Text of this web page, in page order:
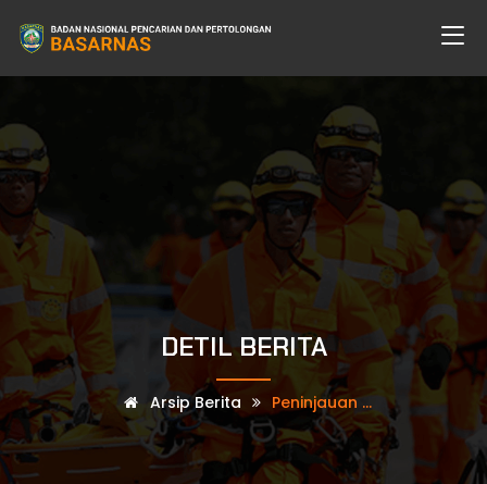
DETIL BERITA
Arsip Berita Peninjauan ...